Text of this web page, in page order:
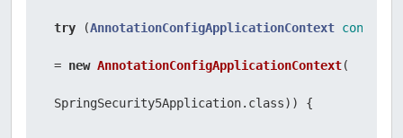
try (AnnotationConfigApplicationContext context
= new AnnotationConfigApplicationContext(
SpringSecurity5Application.class)) {